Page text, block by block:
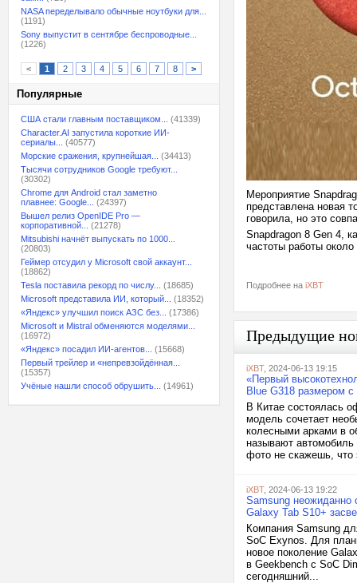
NASA переделывало обычные ноутбуки для...
(1191)
Sony выпустит в сентябре беспроводные...
(1226)
< 1 2 3 4 5 6 7 8 >
Популярные
США стали главным поставщиком...
(41339)
Character.AI запустила короткие ИИ-
сериалы...
(40577)
Морские сражения, крупнейшая...
(34413)
Тысячи сотрудников Google требуют...
(30302)
Chrome для Android стал заметно
плавнее: Google...
(24397)
Вышел релиз OpenIDE Pro —
корпоративной...
(21278)
Mitsubishi начнёт выпускать по 1000...
(20803)
Геймер отсудил у Microsoft свой аккаунт...
(18862)
Tesla поставила рекорд по числу...
(18685)
Microsoft представила ИИ, который...
(18352)
«Яндекс» улучшил поиск АЗС без...
(17386)
Microsoft и Mistral обменяются моделями...
(16972)
«Яндекс» посадил ИИ-агентов...
(15668)
Первый трейлер и «непревзойдённая...
(15357)
Учёные нашли способ обрушить...
(14961)
Мероприятие
представлена новая
говорила, но это
Snapdragon 8 Gen 4,
частоты работы
Подробнее на iXBT
Предыдущие
iXBT, 2024-06-13 19:15
«Первый
Blue G318 размером
В Китае состоялась
модель сочетает
колесными арками в
называют
фото не скажешь, что
iXBT, 2024-06-13 19:22
Samsung неожиданно
Galaxy Tab S10+
Компания Samsung
SoC Exynos. Для
новое поколение
в Geekbench с SoC
сегодняшний...